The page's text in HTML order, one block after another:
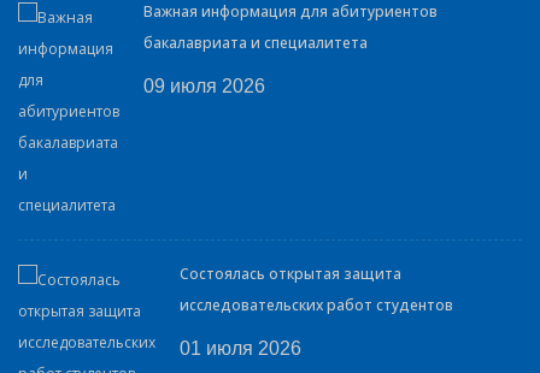
Важная информация для абитуриентов
бакалавриата и специалитета
09 июля 2026
Состоялась открытая защита
исследовательских работ студентов
01 июля 2026